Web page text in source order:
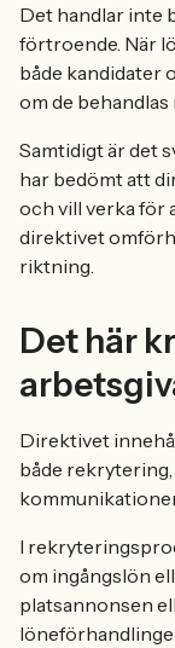
Det handlar inte
förtroende. När
både kandidater
om de behandlas
Samtidigt är det
har bedömt att
och vill verka för
direktivet
riktning.
Det här
Direktivet
både
I
om ingångslön
platsannonsen